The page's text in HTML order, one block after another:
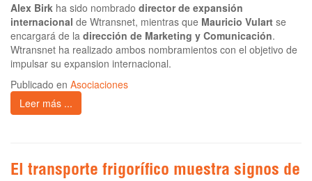
Alex Birk ha sido nombrado director de expansión
internacional de Wtransnet, mientras que Mauricio Vulart se
encargará de la dirección de Marketing y Comunicación.
Wtransnet ha realizado ambos nombramientos con el objetivo de
impulsar su expansion internacional.
Publicado en Asociaciones
Leer más ...
El transporte frigorífico muestra signos de